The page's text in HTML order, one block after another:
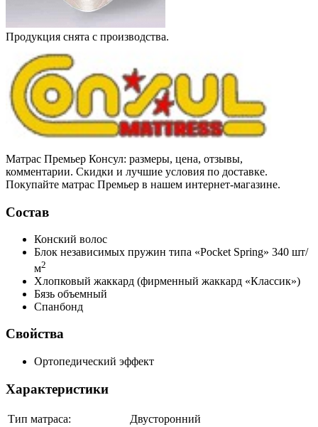
Продукция снята с производства.
Матрас Премьер Консул: размеры, цена, отзывы,
комментарии. Скидки и лучшие условия по доставке.
Покупайте матрас Премьер в нашем интернет-магазине.
Состав
Конский волос
Блок независимых пружин типа «Pocket Spring» 340 шт/
м2
Хлопковый жаккард (фирменный жаккард «Классик»)
Бязь объемный
Спанбонд
Свойства
Ортопедический эффект
Характеристики
Тип матраса:
Двусторонний